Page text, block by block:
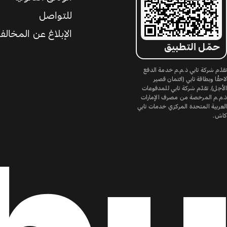
حمّل التطبيق
تقدّم شركة تابي ذ.م.م خدمة الدفع
لاحقًا وبطاقة تابي (ائتمان قصير
الأجل). تقدّم شركة تابي للمدفوعات
ذ.م.م المرخصة من مصرف الإمارات
العربية المتحدة المركزي خدمات تابي
كاش.
للتواصل
الإبلاغ عن